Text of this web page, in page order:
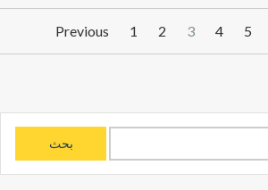
Previous 1 2 3 4 5